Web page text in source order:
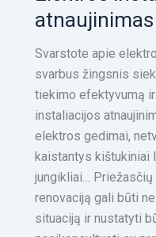
Svarstote apie
svarbus žingsnis
tiekimo efektyvumą
instaliacijos
elektros gedimai,
kaistantys kištukiniai
jungikliai…
renovaciją gali būti
situaciją ir nustatyti